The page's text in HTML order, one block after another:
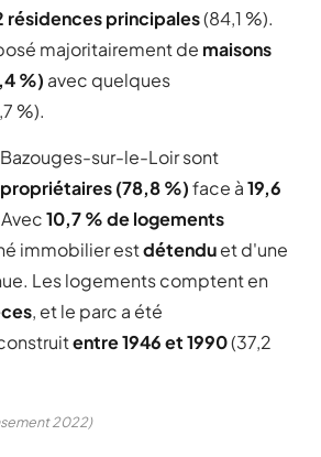
résidences principales(84,1 %).
majoritairement de maisons
%) avec quelques
%).
sur-le-Loir sont
(78,8 %)face à19,6
10,7 % de logements
immobilier estdétenduet d'une
Les logements comptent en
, et le parc a été
entre 1946 et 1990(37,2
2022)